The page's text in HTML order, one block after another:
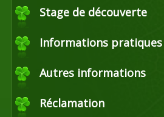
Commerce
Stage de découverte
Informations pratiques
Autres informations
Réclamation